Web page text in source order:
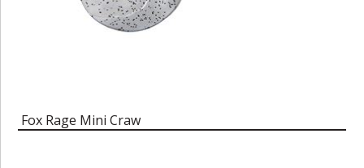
Fox Rage Mini Craw